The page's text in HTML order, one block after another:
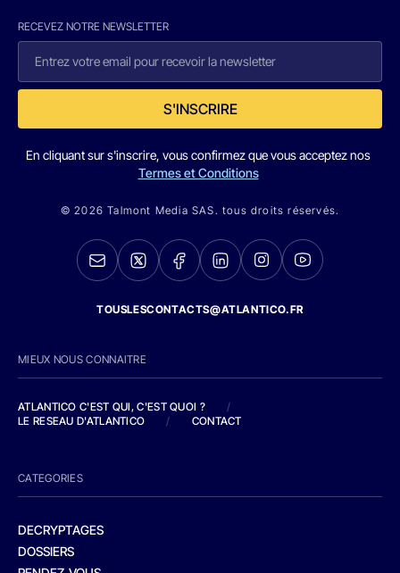
RECEVEZ NOTRE NEWSLETTER
S'INSCRIRE
En cliquant sur s'inscrire, vous confirmez que vous acceptez nos
Termes et Conditions
© 2026 Talmont Media SAS. tous droits réservés.
TOUSLESCONTACTS@ATLANTICO.FR
MIEUX NOUS CONNAITRE
ATLANTICO C'EST QUI, C'EST QUOI ?
/
LE RESEAU D'ATLANTICO
/ CONTACT
CATEGORIES
DECRYPTAGES
DOSSIERS